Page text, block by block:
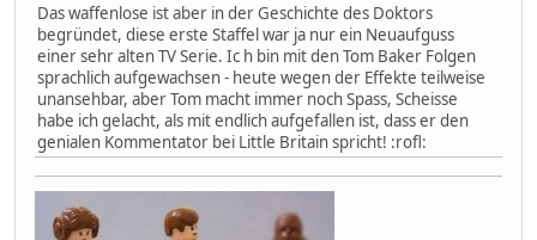
Das waffenlose ist aber in der Geschichte des Doktors
begründet, diese erste Staffel war ja nur ein Neuaufguss
einer sehr alten TV Serie. Ic h bin mit den Tom Baker Folgen
sprachlich aufgewachsen - heute wegen der Effekte teilweise
unansehbar, aber Tom macht immer noch Spass, Scheisse
habe ich gelacht, als mit endlich aufgefallen ist, dass er den
genialen Kommentator bei Little Britain spricht! :rofl: